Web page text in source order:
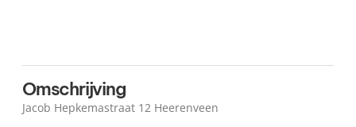
Omschrijving
Jacob Hepkemastraat 12 Heerenveen